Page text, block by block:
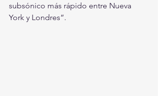
subsónico más rápido entre Nueva
York y Londres”.